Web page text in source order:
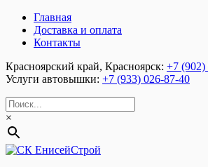
Главная
Доставка и оплата
Контакты
Красноярский край, Красноярск: +7 (902)
Услуги автовышки: +7 (933) 026-87-40
×